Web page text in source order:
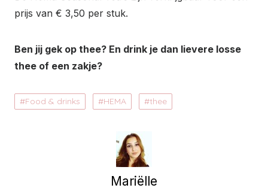
prijs van € 3,50 per stuk.
Ben jij gek op thee? En drink je dan lievere losse
thee of een zakje?
Food & drinks HEMA thee
Mariëlle